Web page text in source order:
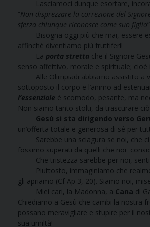
Lasciamoci dunque esortare,
“Non disprezzare la correzione del
sferza chiunque riconosce come suo figlio
Bisogna oggi più che mai, essere
affinché diventiamo più fruttiferi!
La porta stretta che il Signore
senso affettivo, morale e spirituale; cioè
Alle Olimpiadi abbiamo assistito a
sottoposto il corpo e l’animo ad
l’essenziale è scomodo, pesante, ma
Non siamo tanto stolti, da trascurare
Gesù si sta dirigendo verso
un’offerta totale e generosa di sé per
Sarebbe una sciagura se noi, che ci
fossimo superati da quelli che noi
Che tristezza sarebbe per noi,
Piuttosto, immaginiamo che
gli apriamo (Cf Ap 3, 20). Siamo noi,
Miei cari, la Madonna, a Cana di
Chiediamo a Gesù che cambi la nostra
possano meravigliare e stupire per il
sua umiltà!